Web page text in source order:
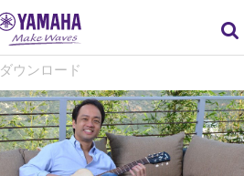
ダウンロード